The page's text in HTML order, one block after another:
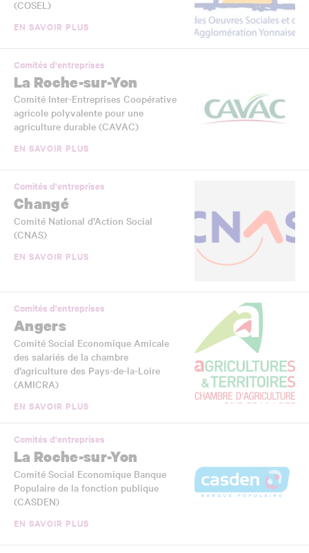
(COSEL)
EN SAVOIR PLUS
Comités d'entreprises
La Roche-sur-Yon
Comité Inter-Entreprises Coopérative
agricole polyvalente pour une
agriculture durable (CAVAC)
EN SAVOIR PLUS
Comités d'entreprises
Changé
Comité National d’Action Social
(CNAS)
EN SAVOIR PLUS
Comités d'entreprises
Angers
Comité Social Economique Amicale
des salariés de la chambre
d’agriculture des Pays-de-la-Loire
(AMICRA)
EN SAVOIR PLUS
Comités d'entreprises
La Roche-sur-Yon
Comité Social Economique Banque
Populaire de la fonction publique
(CASDEN)
EN SAVOIR PLUS